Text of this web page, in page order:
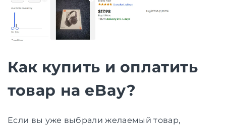
Как купить и оплатить
товар на eBay?
Если вы уже выбрали желаемый товар,